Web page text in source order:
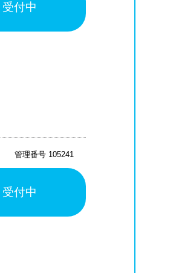
受付中
受付中
管理番号 105241